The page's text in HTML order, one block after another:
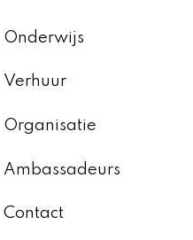
Onderwijs
Verhuur
Organisatie
Ambassadeurs
Contact